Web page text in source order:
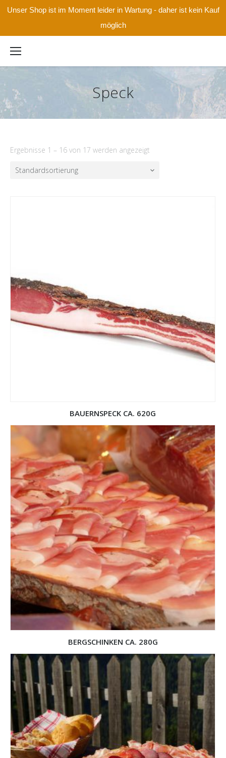
Unser Shop ist im Moment leider in Wartung - daher ist kein Kauf
möglich
Speck
Ergebnisse 1 – 16 von 17 werden angezeigt
Standardsortierung
BAUERNSPECK CA. 620G
BERGSCHINKEN CA. 280G